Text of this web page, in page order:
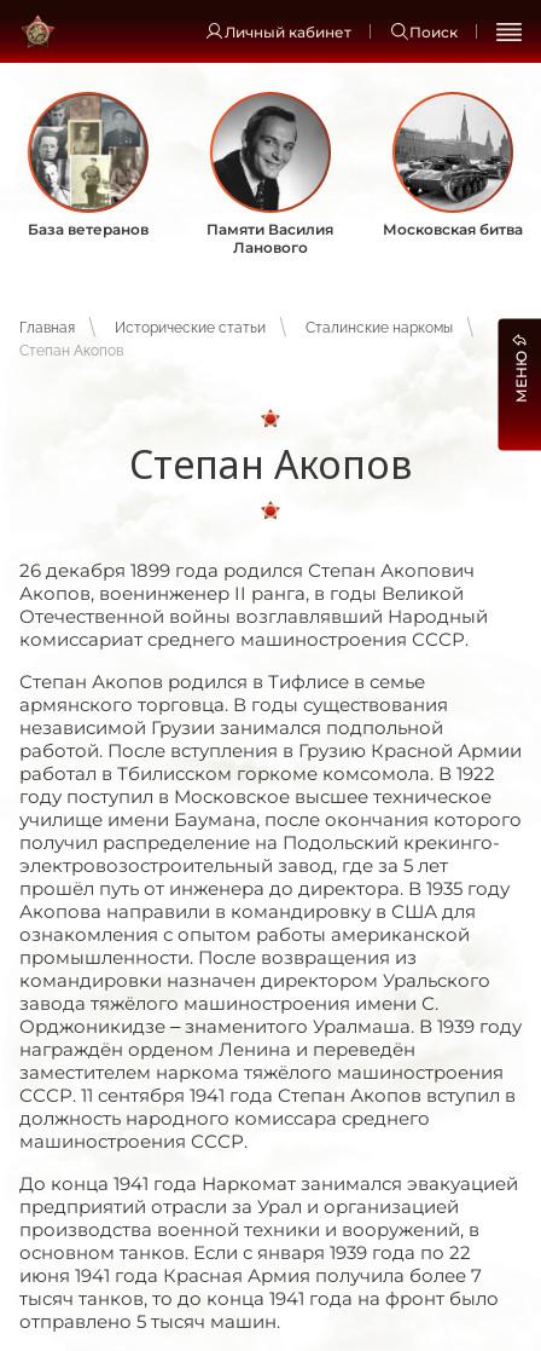
Личный кабинет Поиск
База ветеранов
Памяти Василия
Ланового
Московская битва
Главная Исторические статьи
Сталинские наркомы
Степан Акопов
Степан Акопов
26 декабря 1899 года родился Степан Акопович
Акопов, военинженер II ранга, в годы Великой
Отечественной войны возглавлявший Народный
комиссариат среднего машиностроения СССР.
Степан Акопов родился в Тифлисе в семье
армянского торговца. В годы существования
независимой Грузии занимался подпольной
работой. После вступления в Грузию Красной Армии
работал в Тбилисском горкоме комсомола. В 1922
году поступил в Московское высшее техническое
училище имени Баумана, после окончания которого
получил распределение на Подольский крекинго-
электровозостроительный завод, где за 5 лет
прошёл путь от инженера до директора. В 1935 году
Акопова направили в командировку в США для
ознакомления с опытом работы американской
промышленности. После возвращения из
командировки назначен директором Уральского
завода тяжёлого машиностроения имени С.
Орджоникидзе – знаменитого Уралмаша. В 1939 году
награждён орденом Ленина и переведён
заместителем наркома тяжёлого машиностроения
СССР. 11 сентября 1941 года Степан Акопов вступил в
должность народного комиссара среднего
машиностроения СССР.
До конца 1941 года Наркомат занимался эвакуацией
предприятий отрасли за Урал и организацией
производства военной техники и вооружений, в
основном танков. Если с января 1939 года по 22
июня 1941 года Красная Армия получила более 7
тысяч танков, то до конца 1941 года на фронт было
отправлено 5 тысяч машин.
МЕНЮ